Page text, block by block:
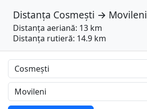
Distanța Cosmești → Movileni
Distanța aeriană: 13 km
Distanța rutieră: 14.9 km